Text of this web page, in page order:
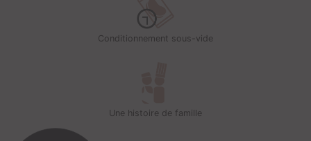
Conditionnement sous-vide
Une histoire de famille